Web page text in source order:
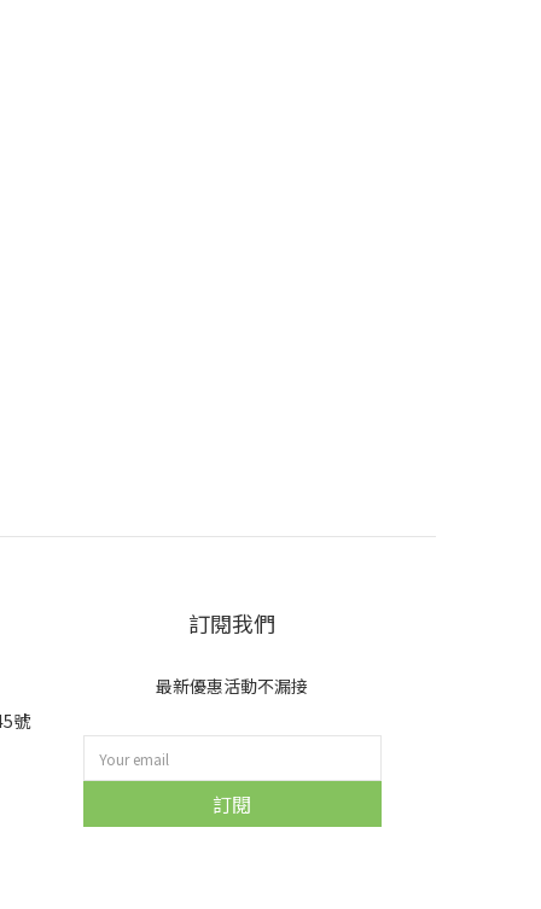
號
訂閱我們
最新優惠活動不漏接
訂閱